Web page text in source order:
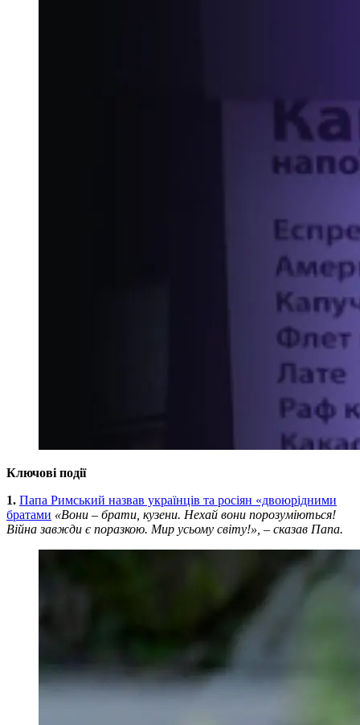
Ключові події
1. Папа Римський назвав українців та росіян «двоюрідними
братами «Вони – брати, кузени. Нехай вони порозуміються!
Війна завжди є поразкою. Мир усьому світу!», – сказав Папа.